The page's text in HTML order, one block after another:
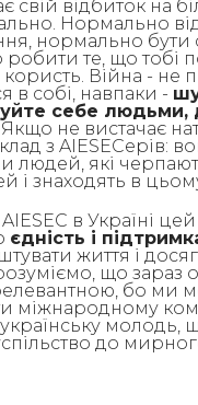
свій відбиток на
Нормально
нормально бути
те, що тобі
Війна - не
в собі, навпаки -
себе людьми,
Якщо не вистачає
з AIESECерів:
людей, які
і знаходять в
в Україні
єдність і
життя і
що зараз
бо ми
міжнародному
молодь,
до